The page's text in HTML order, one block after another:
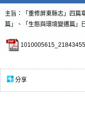
主旨：「重修屏東縣志」四篇
篇」、「生態與環境變遷篇
分享